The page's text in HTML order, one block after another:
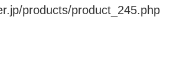
ラッグシップライン A&ultimaシ
リーズの第6弾モデルとなる
products/product_245.php